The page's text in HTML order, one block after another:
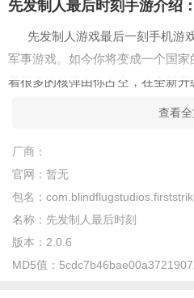
先发制人最后时刻手游介绍：
先发制人游戏最后一刻手机游
军事游戏。如今你将变成一个国
着很多的核弹由你占空，在全新
随意的地址开展核导弹进攻，自
先发制人最后时刻手游特色：
2.超级毁灭武器-制造多达12枚
箭，每个联盟都有自己的火箭。
查看全
厂商：
官网： 暂无
包名：
名称： 先发制人最后时刻
版本： 2.0.6
MD5值：